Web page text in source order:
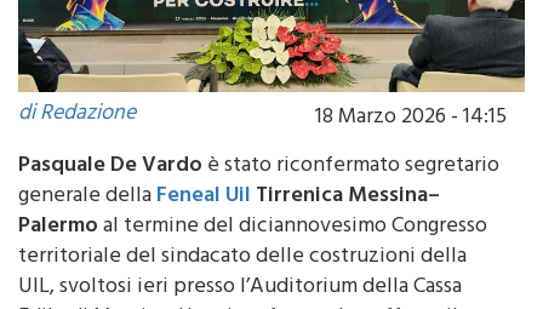
di Redazione
18 Marzo 2026 - 14:15
Pasquale De Vardo
è stato riconfermato segretario
generale dellaFeneal UilTirrenica Messina–
Palermoal termine del diciannovesimo Congresso
territoriale del sindacato delle costruzioni della
UIL, svoltosi ieri presso l’Auditorium della Cassa
Edile di Messina. Una riconferma che rafforza il